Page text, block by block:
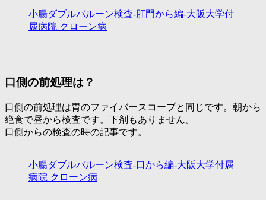
小腸ダブルバルーン検査-肛門から編-大阪大学付
属病院 クローン病
口側の前処理は？
口側の前処理は胃のファイバースコープと同じです。朝から
絶食で昼から検査です。下剤もありません。
口側からの検査の時の記事です。
小腸ダブルバルーン検査-口から編-大阪大学付属
病院 クローン病